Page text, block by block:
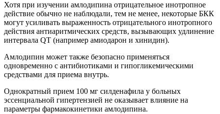
Хотя при изучении амлодипина отрицательное инотропное
действие обычно не наблюдали, тем не менее, некоторые БКК
могут усиливать выраженность отрицательного инотропного
действия антиаритмических средств, вызывающих удлинение
интервала QT (например амиодарон и хинидин).
Амлодипин может также безопасно применяться
одновременно с антибиотиками и гипогликемическими
средствами для приема внутрь.
Однократный прием 100 мг силденафила у больных
эссенциальной гипертензией не оказывает влияние на
параметры фармакокинетики амлодипина.